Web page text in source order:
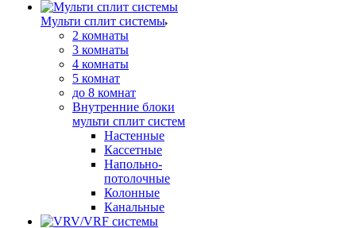
Мульти сплит системы
2 комнаты
3 комнаты
4 комнаты
5 комнат
до 8 комнат
Внутренние блоки
мульти сплит систем
Настенные
Кассетные
Напольно-
потолочные
Колонные
Канальные